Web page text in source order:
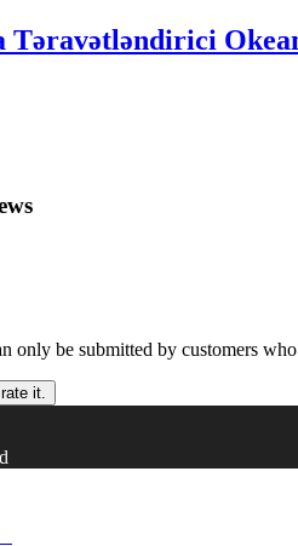
Təravətləndirici
only be submitted by customers
it.